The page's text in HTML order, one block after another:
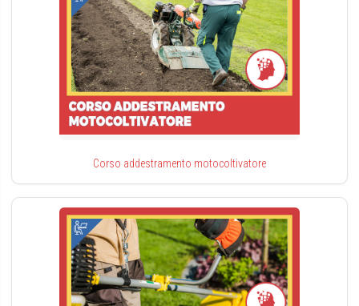
Corso addestramento motocoltivatore